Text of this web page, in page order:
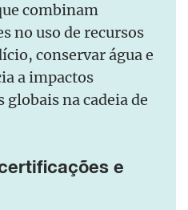
combinam
no uso de recursos
conservar água e
a impactos
na cadeia de
e